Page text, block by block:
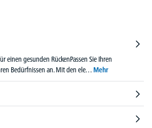
einen gesunden RückenPassen Sie Ihren
Bedürfnissen an. Mit den ele… Mehr